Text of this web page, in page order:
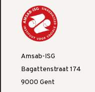
Amsab-ISG
Bagattenstraat 174
9000 Gent